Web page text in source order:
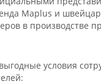
Maplus и
в производстве
условия